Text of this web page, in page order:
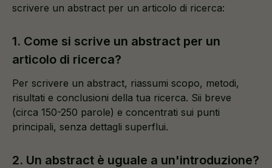
scrivere un abstract per un articolo di ricerca:
1. Come si scrive un abstract per un
articolo di ricerca?
Per scrivere un abstract, riassumi scopo, metodi,
risultati e conclusioni della tua ricerca. Sii breve
(circa 150-250 parole) e concentrati sui punti
principali, senza dettagli superflui.
2. Un abstract è uguale a un'introduzione?